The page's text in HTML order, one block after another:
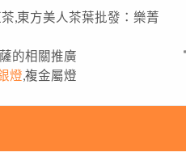
茶,東方美人茶葉批發：樂菁
的相關推廣
燈 ,複金屬燈